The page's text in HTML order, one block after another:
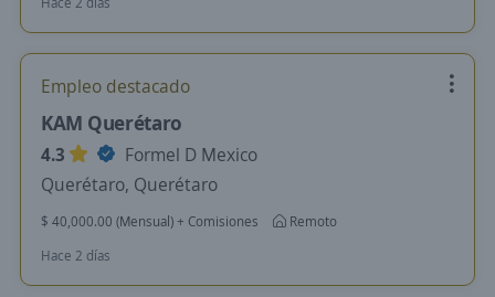
Empleo destacado
KAM Querétaro
4.3
Formel D Mexico
Querétaro, Querétaro
$ 40,000.00 (Mensual) + Comisiones
Remoto
Hace 2 días